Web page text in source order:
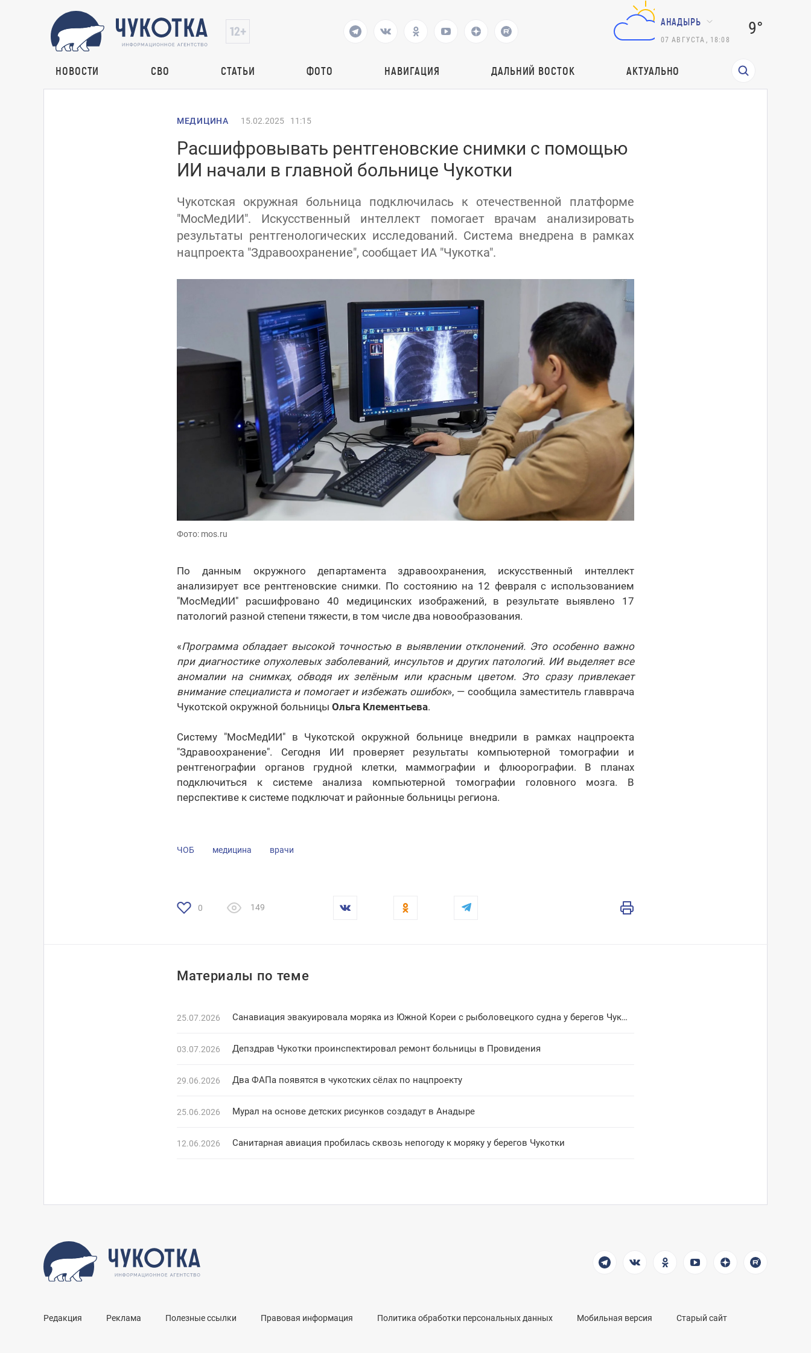
АНАДЫРЬ
07 АВГУСТА 18:08
9°
НОВОСТИ СВО СТАТЬИ ФОТО НАВИГАЦИЯ ДАЛЬНИЙ ВОСТОК АКТУАЛЬНО
МЕДИЦИНА 15.02.2025 11:15
Расшифровывать рентгеновские снимки с помощью
ИИ начали в главной больнице Чукотки
Чукотская окружная больница подключилась к отечественной платформе
"МосМедИИ". Искусственный интеллект помогает врачам анализировать
результаты рентгенологических исследований. Система внедрена в рамках
нацпроекта "Здравоохранение", сообщает ИА "Чукотка".
Фото: mos.ru
По данным окружного департамента здравоохранения, искусственный интеллект
анализирует все рентгеновские снимки. По состоянию на 12 февраля с использованием
"МосМедИИ" расшифровано 40 медицинских изображений, в результате выявлено 17
патологий разной степени тяжести, в том числе два новообразования.
«Программа обладает высокой точностью в выявлении отклонений. Это особенно важно
при диагностике опухолевых заболеваний, инсультов и других патологий. ИИ выделяет все
аномалии на снимках, обводя их зелёным или красным цветом. Это сразу привлекает
внимание специалиста и помогает и избежать ошибок», — сообщила заместитель главврача
Чукотской окружной больницы Ольга Клементьева.
Систему "МосМедИИ" в Чукотской окружной больнице внедрили в рамках нацпроекта
"Здравоохранение". Сегодня ИИ проверяет результаты компьютерной томографии и
рентгенографии органов грудной клетки, маммографии и флюорографии. В планах
подключиться к системе анализа компьютерной томографии головного мозга. В
перспективе к системе подключат и районные больницы региона.
ЧОБ медицина врачи
0 149
Материалы по теме
25.07.2026 Санавиация эвакуировала моряка из Южной Кореи с рыболовецкого судна у берегов Чукотки
03.07.2026 Депздрав Чукотки проинспектировал ремонт больницы в Провидения
29.06.2026 Два ФАПа появятся в чукотских сёлах по нацпроекту
25.06.2026 Мурал на основе детских рисунков создадут в Анадыре
12.06.2026 Санитарная авиация пробилась сквозь непогоду к моряку у берегов Чукотки
Редакция Реклама Полезные ссылки Правовая информация Политика обработки персональных данных Мобильная версия Старый сайт